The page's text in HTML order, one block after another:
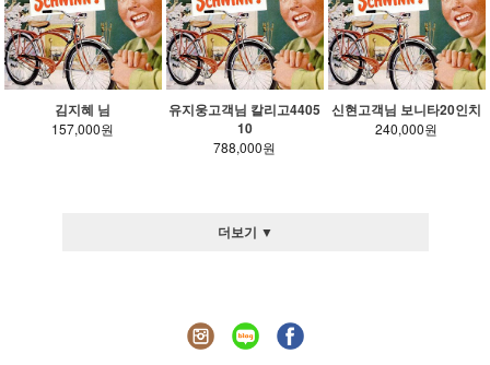
김지혜 님
157,000원
유지웅고객님 칼리고4405
10
788,000원
신현고객님 보니타20인치
240,000원
더보기 ▼